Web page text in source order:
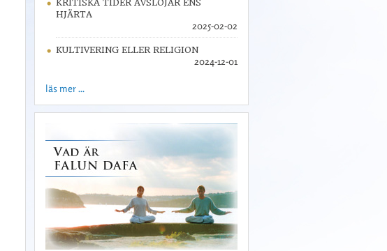
KRITISKA TIDER AVSLÖJAR ENS
HJÄRTA
2025-02-02
KULTIVERING ELLER RELIGION
2024-12-01
läs mer ...